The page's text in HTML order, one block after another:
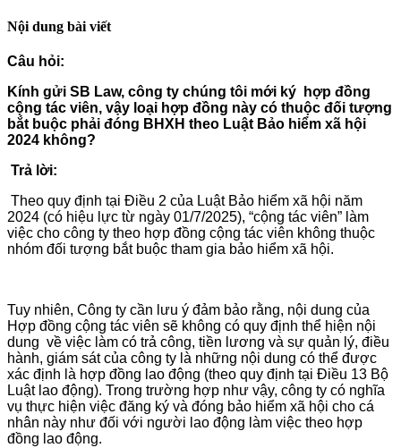
Nội dung bài viết
Câu hỏi:
Kính gửi SB Law, công ty chúng tôi mới ký hợp đồng
cộng tác viên, vậy loại hợp đồng này có thuộc đối tượng
bắt buộc phải đóng BHXH theo Luật Bảo hiểm xã hội
2024 không?
Trả lời:
Theo quy định tại Điều 2 của Luật Bảo hiểm xã hội năm
2024 (có hiệu lực từ ngày 01/7/2025), “cộng tác viên” làm
việc cho công ty theo hợp đồng cộng tác viên không thuộc
nhóm đối tượng bắt buộc tham gia bảo hiểm xã hội.
Tuy nhiên, Công ty cần lưu ý đảm bảo rằng, nội dung của
Hợp đồng cộng tác viên sẽ không có quy định thể hiện nội
dung về việc làm có trả công, tiền lương và sự quản lý, điều
hành, giám sát của công ty là những nội dung có thể được
xác định là hợp đồng lao động (theo quy định tại Điều 13 Bộ
Luật lao động). Trong trường hợp như vậy, công ty có nghĩa
vụ thực hiện việc đăng ký và đóng bảo hiểm xã hội cho cá
nhân này như đối với người lao động làm việc theo hợp
đồng lao động.